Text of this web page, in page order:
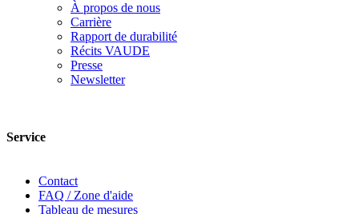
À propos de nous
Carrière
Rapport de durabilité
Récits VAUDE
Presse
Newsletter
Service
Contact
FAQ / Zone d'aide
Tableau de mesures